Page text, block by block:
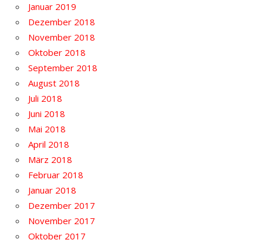
Januar 2019
Dezember 2018
November 2018
Oktober 2018
September 2018
August 2018
Juli 2018
Juni 2018
Mai 2018
April 2018
März 2018
Februar 2018
Januar 2018
Dezember 2017
November 2017
Oktober 2017